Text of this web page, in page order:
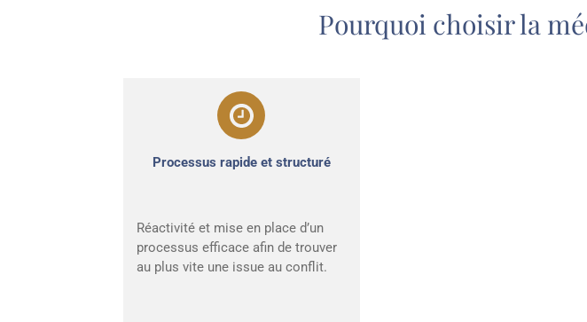
Pourquoi choisir la
Processus rapide et structuré
Réactivité et mise en place d’un
processus efficace afin de trouver
au plus vite une issue au conflit.